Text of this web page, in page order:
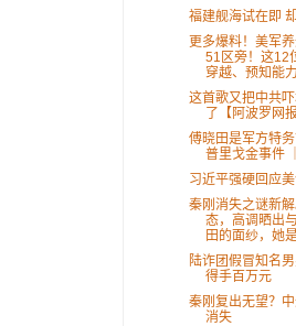
福建舰海试在即
更多爆料！美军
51区旁！这12
穿越、预知能
这首歌又把中共
了【阿波罗网报
傅晓田是军方特
普里戈金事件
习近平强硬回应
秦刚消失之谜新
态，高调晒出
田的面纱，她
陆诈团假冒知名
得手百万元
秦刚复出无望？
消失